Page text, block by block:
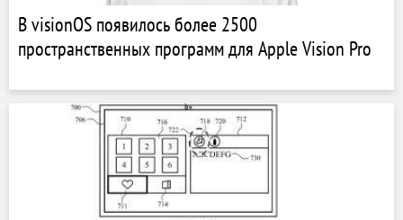
В visionOS появилось более 2500
пространственных программ для Apple Vision Pro